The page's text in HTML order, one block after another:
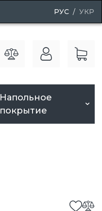
РУС УКР
Напольное
покрытие